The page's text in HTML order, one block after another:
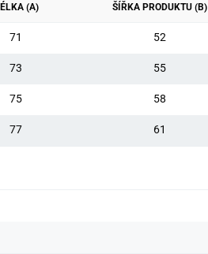
(A) ŠÍŘKA PRODUKTU (B)
71 52
73 55
75 58
77 61